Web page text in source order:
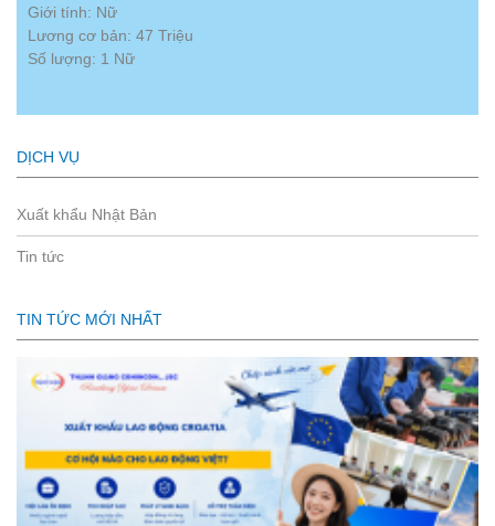
Giới tính: Nữ
Lương cơ bản: 47 Triệu
Số lượng: 1 Nữ
DỊCH VỤ
Xuất khẩu Nhật Bản
Tin tức
TIN TỨC MỚI NHẤT